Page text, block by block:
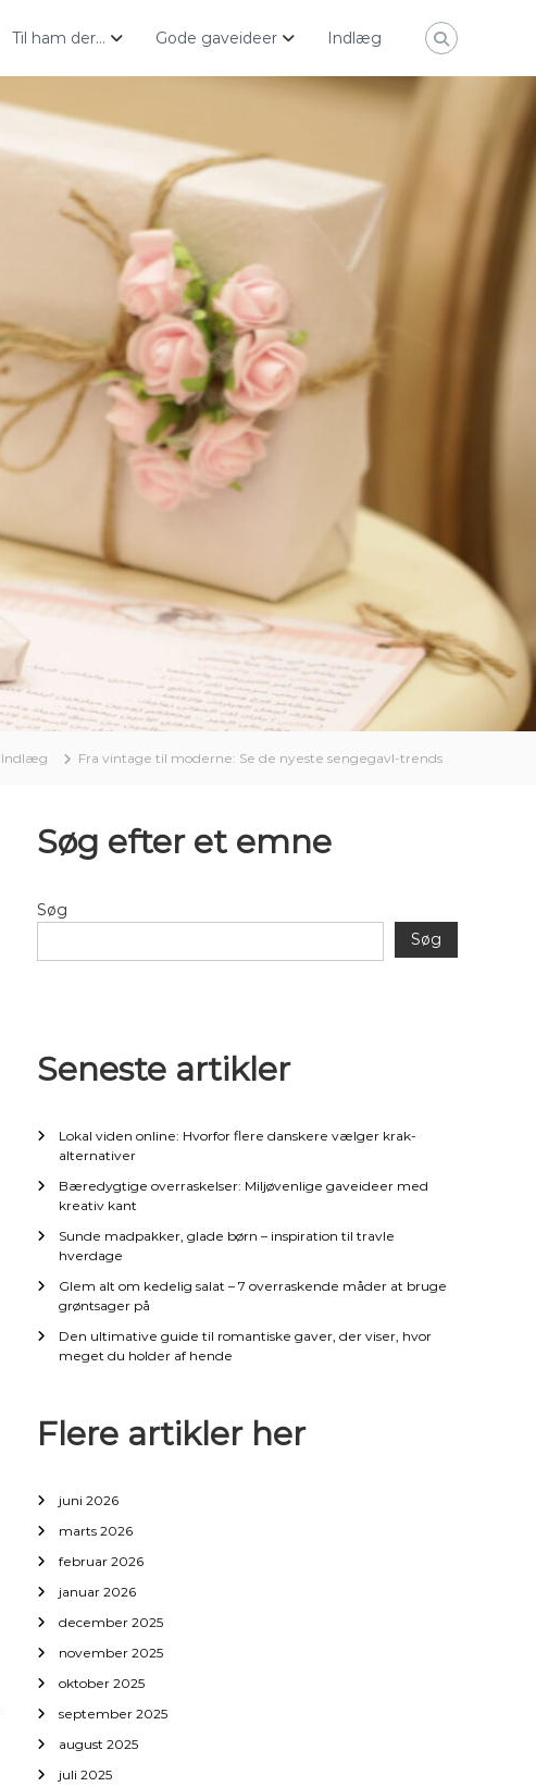
Til ham der… Gode gaveideer Indlæg
Indlæg Fra vintage til moderne: Se de nyeste sengegavl-trends
Søg efter et emne
Søg
Søg
Seneste artikler
Lokal viden online: Hvorfor flere danskere vælger krak-
alternativer
Bæredygtige overraskelser: Miljøvenlige gaveideer med
kreativ kant
Sunde madpakker, glade børn – inspiration til travle
hverdage
Glem alt om kedelig salat – 7 overraskende måder at bruge
grøntsager på
Den ultimative guide til romantiske gaver, der viser, hvor
meget du holder af hende
Flere artikler her
juni 2026
marts 2026
februar 2026
januar 2026
december 2025
november 2025
oktober 2025
september 2025
august 2025
juli 2025